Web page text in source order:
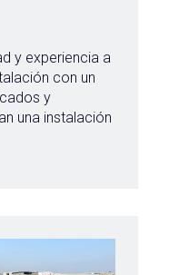
y experiencia a
con un
y
una instalación